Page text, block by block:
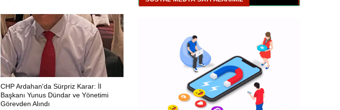
CHP Ardahan'da Sürpriz Karar: İl
Başkanı Yunus Dündar ve Yönetimi
Görevden Alındı